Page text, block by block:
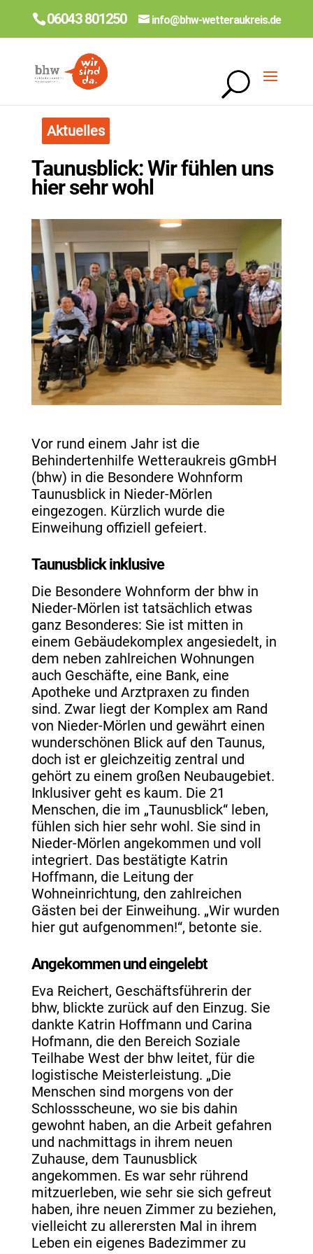
06043 801250 info@bhw-wetteraukreis.de
Aktuelles
Taunusblick: Wir fühlen uns
hier sehr wohl
Vor rund einem Jahr ist die
Behindertenhilfe Wetteraukreis gGmbH
(bhw) in die Besondere Wohnform
Taunusblick in Nieder-Mörlen
eingezogen. Kürzlich wurde die
Einweihung offiziell gefeiert.
Taunusblick inklusive
Die Besondere Wohnform der bhw in
Nieder-Mörlen ist tatsächlich etwas
ganz Besonderes: Sie ist mitten in
einem Gebäudekomplex angesiedelt, in
dem neben zahlreichen Wohnungen
auch Geschäfte, eine Bank, eine
Apotheke und Arztpraxen zu finden
sind. Zwar liegt der Komplex am Rand
von Nieder-Mörlen und gewährt einen
wunderschönen Blick auf den Taunus,
doch ist er gleichzeitig zentral und
gehört zu einem großen Neubaugebiet.
Inklusiver geht es kaum. Die 21
Menschen, die im „Taunusblick“ leben,
fühlen sich hier sehr wohl. Sie sind in
Nieder-Mörlen angekommen und voll
integriert. Das bestätigte Katrin
Hoffmann, die Leitung der
Wohneinrichtung, den zahlreichen
Gästen bei der Einweihung. „Wir wurden
hier gut aufgenommen!“, betonte sie.
Angekommen und eingelebt
Eva Reichert, Geschäftsführerin der
bhw, blickte zurück auf den Einzug. Sie
dankte Katrin Hoffmann und Carina
Hofmann, die den Bereich Soziale
Teilhabe West der bhw leitet, für die
logistische Meisterleistung. „Die
Menschen sind morgens von der
Schlossscheune, wo sie bis dahin
gewohnt haben, an die Arbeit gefahren
und nachmittags in ihrem neuen
Zuhause, dem Taunusblick
angekommen. Es war sehr rührend
mitzuerleben, wie sehr sie sich gefreut
haben, ihre neuen Zimmer zu beziehen,
vielleicht zu allerersten Mal in ihrem
Leben ein eigenes Badezimmer zu